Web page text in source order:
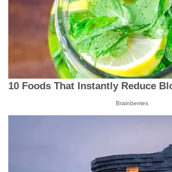
10 Foods That Instantly Reduce
Brainberries